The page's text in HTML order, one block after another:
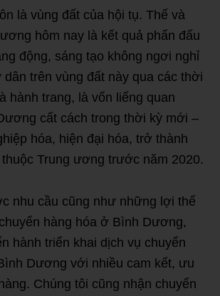
là vùng đất của hội tụ. Thế và
hôm nay là kết quả phấn đấu
động, sáng tạo không ngơi nghỉ
trên vùng đất này qua các thời
hành trang, là vốn liếng quan
cất cách trong thời kỳ mới –
hóa, hiện đại hóa, trở thành
Trung ương trước năm 2020.
nhu cầu cũng như những lợi thế
hàng hóa ở Bình Dương,
hành triển khai dịch vụ chuyển
Dương với nhiều cam kết, ưu
Chúng tôi cũng nhận chuyển